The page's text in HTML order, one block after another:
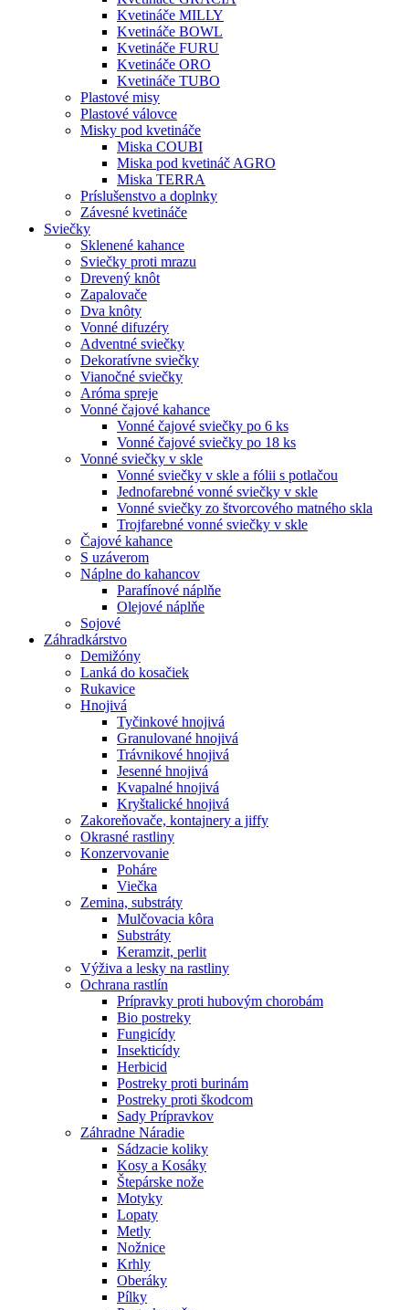
Kvetináče MILLY
Kvetináče BOWL
Kvetináče FURU
Kvetináče ORO
Kvetináče TUBO
Plastové misy
Plastové válovce
Misky pod kvetináče
Miska COUBI
Miska pod kvetináč AGRO
Miska TERRA
Príslušenstvo a doplnky
Závesné kvetináče
Sviečky
Sklenené kahance
Sviečky proti mrazu
Drevený knôt
Zapalovače
Dva knôty
Vonné difuzéry
Adventné sviečky
Dekoratívne sviečky
Vianočné sviečky
Aróma spreje
Vonné čajové kahance
Vonné čajové sviečky po 6 ks
Vonné čajové sviečky po 18 ks
Vonné sviečky v skle
Vonné sviečky v skle a fólii s potlačou
Jednofarebné vonné sviečky v skle
Vonné sviečky zo štvorcového matného skla
Trojfarebné vonné sviečky v skle
Čajové kahance
S uzáverom
Náplne do kahancov
Parafínové náplňe
Olejové náplňe
Sojové
Záhradkárstvo
Demižóny
Lanká do kosačiek
Rukavice
Hnojivá
Tyčinkové hnojivá
Granulované hnojivá
Trávnikové hnojivá
Jesenné hnojivá
Kvapalné hnojivá
Kryštalické hnojivá
Zakoreňovače, kontajnery a jiffy
Okrasné rastliny
Konzervovanie
Poháre
Viečka
Zemina, substráty
Mulčovacia kôra
Substráty
Keramzit, perlit
Výživa a lesky na rastliny
Ochrana rastlín
Prípravky proti hubovým chorobám
Bio postreky
Fungicídy
Insekticídy
Herbicid
Postreky proti burinám
Postreky proti škodcom
Sady Prípravkov
Záhradne Náradie
Sádzacie koliky
Kosy a Kosáky
Štepárske nože
Motyky
Lopaty
Metly
Nožnice
Krhly
Oberáky
Pílky